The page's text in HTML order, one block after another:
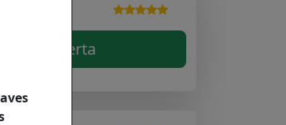
➤ Ver Oferta